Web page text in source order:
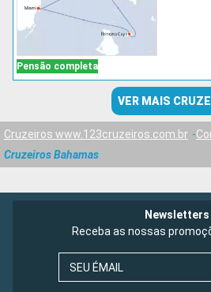
Pensão completa
VER MAIS
Cruzeiros www.123cruzeiros.com.br
Cruzeiros Bahamas
Newsletters
Receba as nossas
SEU ÉMAIL